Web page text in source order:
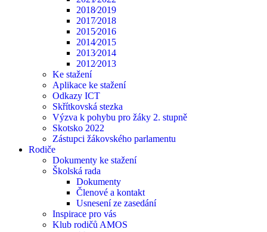
2018⁄2019
2017⁄2018
2015⁄2016
2014⁄2015
2013⁄2014
2012⁄2013
Ke stažení
Aplikace ke stažení
Odkazy ICT
Skřítkovská stezka
Výzva k pohybu pro žáky 2. stupně
Skotsko 2022
Zástupci žákovského parlamentu
Rodiče
Dokumenty ke stažení
Školská rada
Dokumenty
Členové a kontakt
Usnesení ze zasedání
Inspirace pro vás
Klub rodičů AMOS